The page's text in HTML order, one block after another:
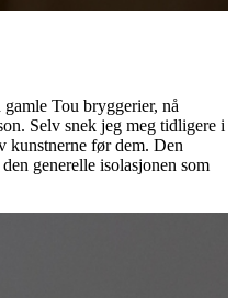
Tou bryggerier, nå
Selv snek jeg meg tidligere i
kunstnerne før dem. Den
generelle isolasjonen som